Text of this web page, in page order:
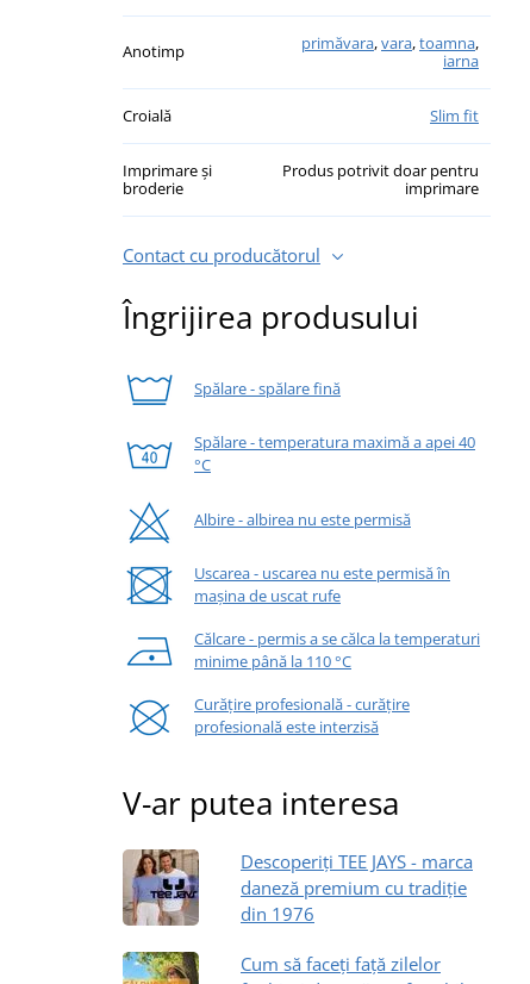
Anotimp primăvara,vara,toamna,
iarna
Croială Slim fit
Imprimare și
broderie
Produs potrivit doar pentru
imprimare
Contact cu producătorul
Îngrijirea produsului
Spălare - spălare fină
Spălare - temperatura maximă a apei 40
°C
Albire - albirea nu este permisă
Uscarea - uscarea nu este permisă în
mașina de uscat rufe
Călcare - permis a se călca la temperaturi
minime până la 110 °C
Curățire profesională - curățire
profesională este interzisă
V-ar putea interesa
Descoperiți TEE JAYS - marca
daneză premium cu tradiție
din 1976
Cum să faceți față zilelor